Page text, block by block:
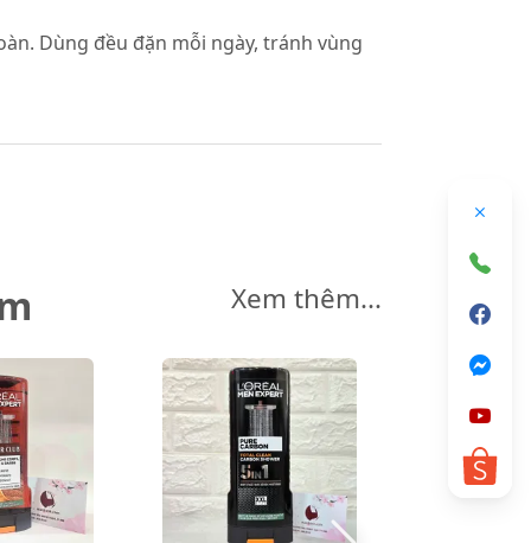
Dùng đều đặn mỗi ngày, tránh vùng
Xem thêm...